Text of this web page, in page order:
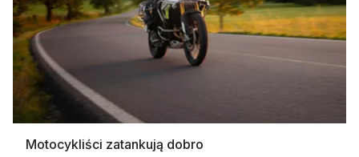
Motocykliści zatankują dobro